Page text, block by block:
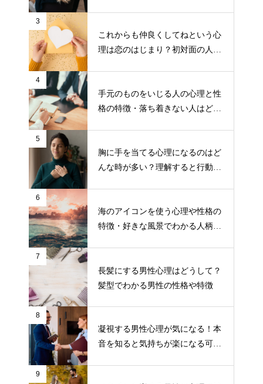
3
これからも仲良くしてねという心
理は恋のはじまり？初対面の人の
4
手元のものをいじる人の心理と性
格の特徴・落ち着きない人はどう
5
胸に手を当てる心理になるのはど
んな時が多い？理解すると行動し
6
海のアイコンを使う心理や性格の
特徴・好きな風景でわかる人柄に
7
長髪にする男性心理はどうして？
髪型でわかる男性の性格や特徴
8
凝視する男性心理が気になる！本
音を知ると気持ちが楽になる可能
9